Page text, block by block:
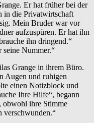
Er hat früher bei der
in die Privatwirtschaft
Mein Bruder war vor
aufzuspüren. Er hat ihn
ihn dringend.“
Nummer.“
Grange in ihrem Büro.
Augen und ruhigen
einen Notizblock und
Ihre Hilfe“, begann
obwohl ihre Stimme
verschwunden.“